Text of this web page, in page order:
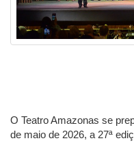
O Teatro Amazonas se
de maio de 2026, a 27ª